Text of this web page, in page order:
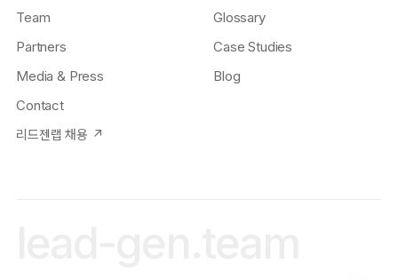
Team
Partners
Media & Press
Contact
리드젠랩 채용 ↗
Glossary
Case Studies
Blog